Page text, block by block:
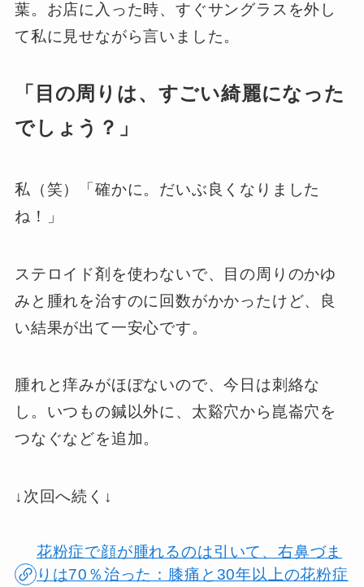
葉。お店に入った時、すぐサングラスを外し
て私に見せながら言いました。
「目の周りは、すごい綺麗になった
でしょう？」
私（笑）「確かに。だいぶ良くなりました
ね！」
ステロイド剤を使わないで、目の周りのかゆ
みと腫れを治すのに回数がかかったけど、良
い結果が出て一安心です。
腫れと痒みがほぼないので、今日は刺絡な
し。いつもの鍼以外に、太谿穴から崑崙穴を
つなぐなどを追加。
↓次回へ続く↓
花粉症で顔が腫れるのは引いて、右鼻づま
りは70％治った：膝痛と30年以上の花粉症